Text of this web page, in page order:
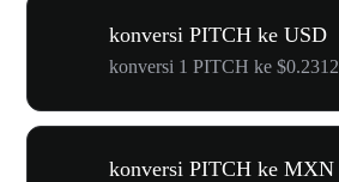
konversi PITCH ke USD
konversi 1 PITCH ke $0.2312
konversi PITCH ke MXN